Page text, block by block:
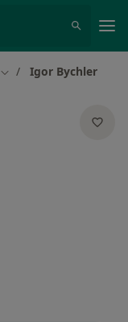
Změna města
Igor Bychler